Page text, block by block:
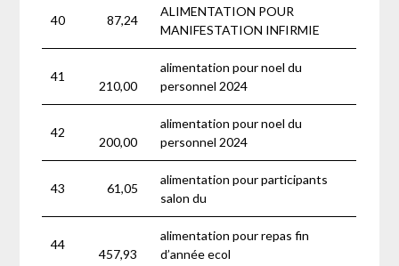
40 87,24
ALIMENTATION POUR
MANIFESTATION INFIRMIE
41
210,00
alimentation pour noel du
personnel 2024
42
200,00
alimentation pour noel du
personnel 2024
43 61,05
alimentation pour participants
salon du
44
457,93
alimentation pour repas fin
d’année ecol